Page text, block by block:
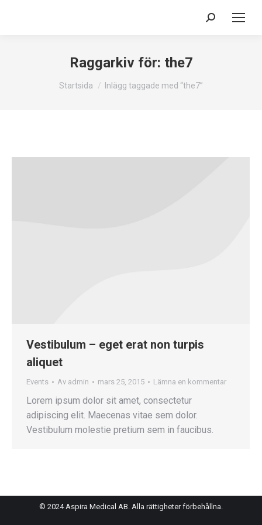
Search:
Raggarkiv för: the7
Du är här:
Startsida Inlägg taggade med “the7”
Vestibulum – eget erat non turpis
aliquet
Events Av admin mars 25, 2015 Lämna en kommentar
Lorem ipsum dolor sit amet, consectetur
adipiscing elit. Maecenas vitae sem dolor.
Vestibulum molestie pretium sem in faucibus.
© 2024 Aspira Medical AB. Alla rättigheter förbehållna.